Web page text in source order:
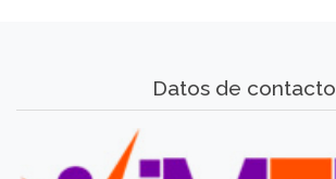
Datos de contacto